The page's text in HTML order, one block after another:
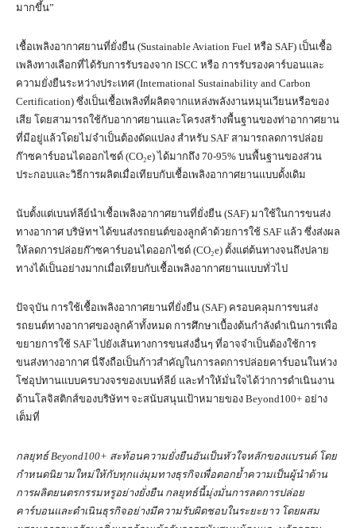
มากขึ้น”
เชื้อเพลิงอากาศยานที่ยั่งยืน (Sustainable Aviation Fuel หรือ SAF) เป็นเชื้อ
เพลิงทางเลือกที่ได้รับการรับรองจาก ISCC หรือ การรับรองคาร์บอนและ
ความยั่งยืนระหว่างประเทศ (International Sustainability and Carbon
Certification) ซึ่งเป็นเชื้อเพลิงที่ผลิตจากแหล่งพลังงานหมุนเวียนหรือของ
เสีย โดยสามารถใช้กับอากาศยานและโครงสร้างพื้นฐานของท่าอากาศยาน
ที่มีอยู่แล้วโดยไม่จำเป็นต้องดัดแปลง สำหรับ SAF สามารถลดการปล่อย
ก๊าซคาร์บอนไดออกไซด์ (CO₂e) ได้มากถึง 70-95% บนพื้นฐานของส่วน
ประกอบและวิธีการผลิตเมื่อเทียบกับเชื้อเพลิงอากาศยานแบบดั้งเดิม
นับตั้งแต่เบนท์ลีย์นำเชื้อเพลิงอากาศยานที่ยั่งยืน (SAF) มาใช้ในการขนส่ง
ทางอากาศ บริษัทฯ ได้ขนส่งรถยนต์ของลูกค้าด้วยการใช้ SAF แล้ว ซึ่งส่งผล
ให้ลดการปล่อยก๊าซคาร์บอนไดออกไซด์ (CO₂e) ตั้งแต่ต้นทางจนถึงปลาย
ทางได้เป็นอย่างมากเมื่อเทียบกับเชื้อเพลิงอากาศยานแบบทั่วไป
ปัจจุบัน การใช้เชื้อเพลิงอากาศยานที่ยั่งยืน (SAF) ครอบคลุมการขนส่ง
รถยนต์ทางอากาศของลูกค้าทั้งหมด การศึกษาเบื้องต้นกำลังดำเนินการเพื่อ
ขยายการใช้ SAF ไปยังเส้นทางการขนส่งอื่นๆ ที่อาจจำเป็นต้องใช้การ
ขนส่งทางอากาศ นี่จึงถือเป็นก้าวสำคัญในการลดการปล่อยคาร์บอนในห่วง
โซ่อุปทานแบบครบวงจรของเบนท์ลีย์ และทำให้มั่นใจได้ว่าการดำเนินงาน
ด้านโลจิสติกส์ของบริษัทฯ จะสนับสนุนเป้าหมายของ Beyond100+ อย่าง
เต็มที่
กลยุทธ์Beyond100+ สะท้อนความยั่งยืนอันเป็นหัวใจหลักของแบรนด์ โดย
กำหนดนิยามใหม่ให้กับทุกแง่มุมทางธุรกิจเพื่อตอกย้ำความเป็นผู้นำด้าน
การผลิตยนตรกรรมหรูอย่างยั่งยืน กลยุทธ์นี้มุ่งมั่นการลดการปล่อย
คาร์บอนและดำเนินธุรกิจอย่างมีความรับผิดชอบในระยะยาว โดยผสม